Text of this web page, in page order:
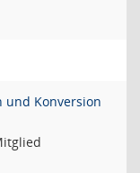
und Konversion